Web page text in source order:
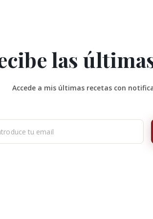
las
Accede a mis últimas recetas con